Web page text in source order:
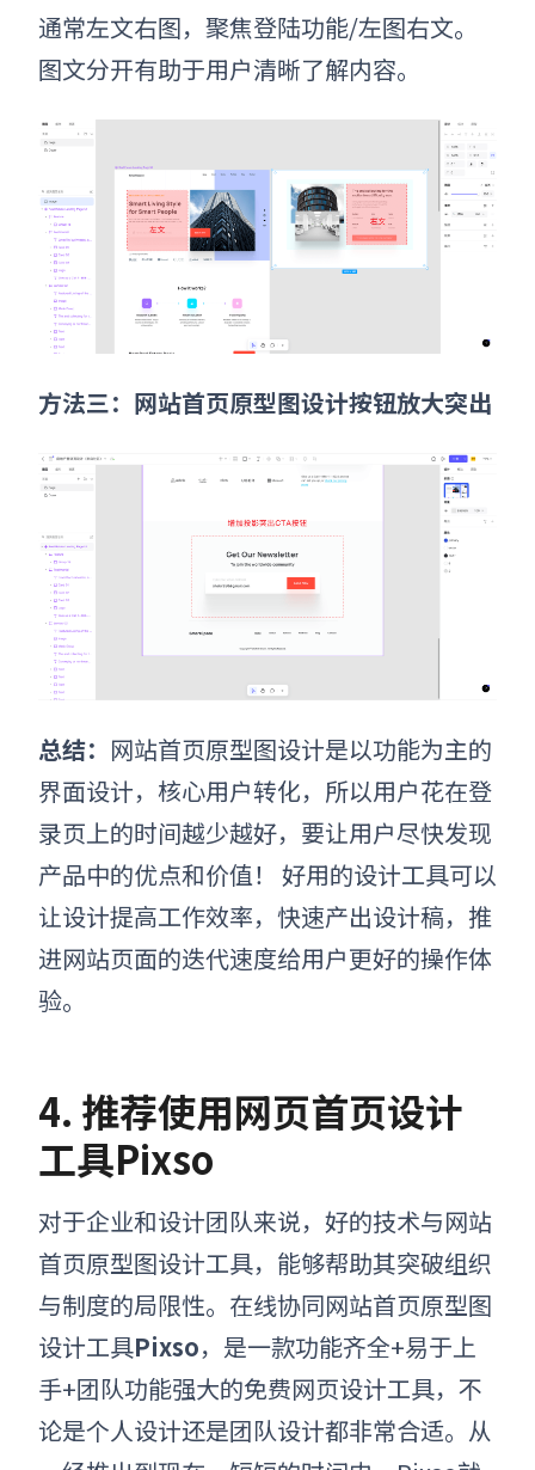
通常左文右图，聚焦登陆功能/左图右文。
图文分开有助于用户清晰了解内容。
方法三：网站首页原型图设计按钮放大突出
总结： 网站首页原型图设计是以功能为主的
界面设计，核心用户转化，所以用户花在登
录页上的时间越少越好，要让用户尽快发现
产品中的优点和价值！ 好用的设计工具可以
让设计提高工作效率，快速产出设计稿，推
进网站页面的迭代速度给用户更好的操作体
验。
4. 推荐使用网页首页设计
工具Pixso
对于企业和设计团队来说，好的技术与网站
首页原型图设计工具，能够帮助其突破组织
与制度的局限性。在线协同网站首页原型图
设计工具Pixso，是一款功能齐全+易于上
手+团队功能强大的免费网页设计工具，不
论是个人设计还是团队设计都非常合适。从